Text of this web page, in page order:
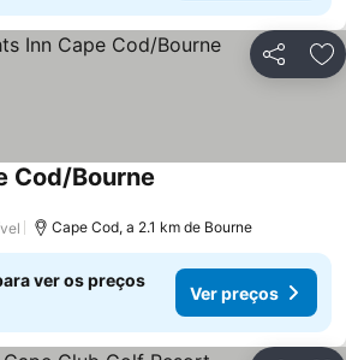
Partilhar
Cod/Bourne
Cape Cod, a 2.1 km de Bourne
ver os preços
Ver preços